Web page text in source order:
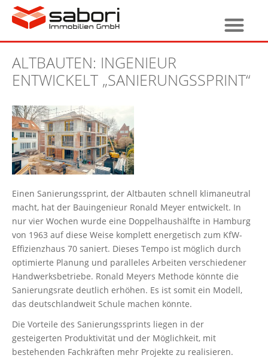
ALTBAUTEN: INGENIEUR
ENTWICKELT „SANIERUNGSSPRINT“
Einen Sanierungssprint, der Altbauten schnell klimaneutral
macht, hat der Bauingenieur Ronald Meyer entwickelt. In
nur vier Wochen wurde eine Doppelhaushälfte in Hamburg
von 1963 auf diese Weise komplett energetisch zum KfW-
Effizienzhaus 70 saniert. Dieses Tempo ist möglich durch
optimierte Planung und paralleles Arbeiten verschiedener
Handwerksbetriebe. Ronald Meyers Methode könnte die
Sanierungsrate deutlich erhöhen. Es ist somit ein Modell,
das deutschlandweit Schule machen könnte.
Die Vorteile des Sanierungssprints liegen in der
gesteigerten Produktivität und der Möglichkeit, mit
bestehenden Fachkräften mehr Projekte zu realisieren.